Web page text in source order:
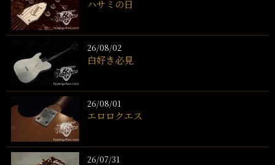
ハサミの日
26/08/02
白好き必見
26/08/01
エロロクエス
26/07/31